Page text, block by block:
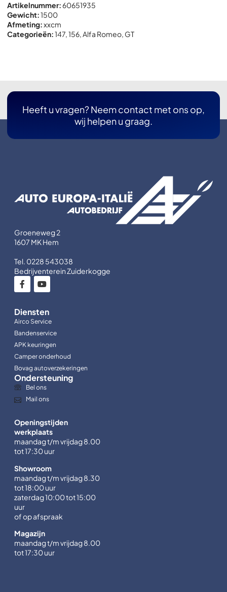
Artikelnummer:60651935
Gewicht:1500
Afmeting:xxcm
Categorieën:147,156,Alfa Romeo, GT
Heeft u vragen? Neem contact met ons op,
wij helpen u graag.
Groeneweg 2
1607 MK Hem
Tel. 0228 543038
Bedrijventerein Zuiderkogge
Diensten
Airco Service
Bandenservice
APK keuringen
Camper onderhoud
Bovag autoverzekeringen
Ondersteuning
Bel ons
Mail ons
Openingstijden
werkplaats
maandag t/m vrijdag 8.00
tot 17:30 uur
Showroom
maandag t/m vrijdag 8.30
tot 18:00 uur
zaterdag 10:00 tot 15:00
uur
of op afspraak
Magazijn
maandag t/m vrijdag 8.00
tot 17:30 uur